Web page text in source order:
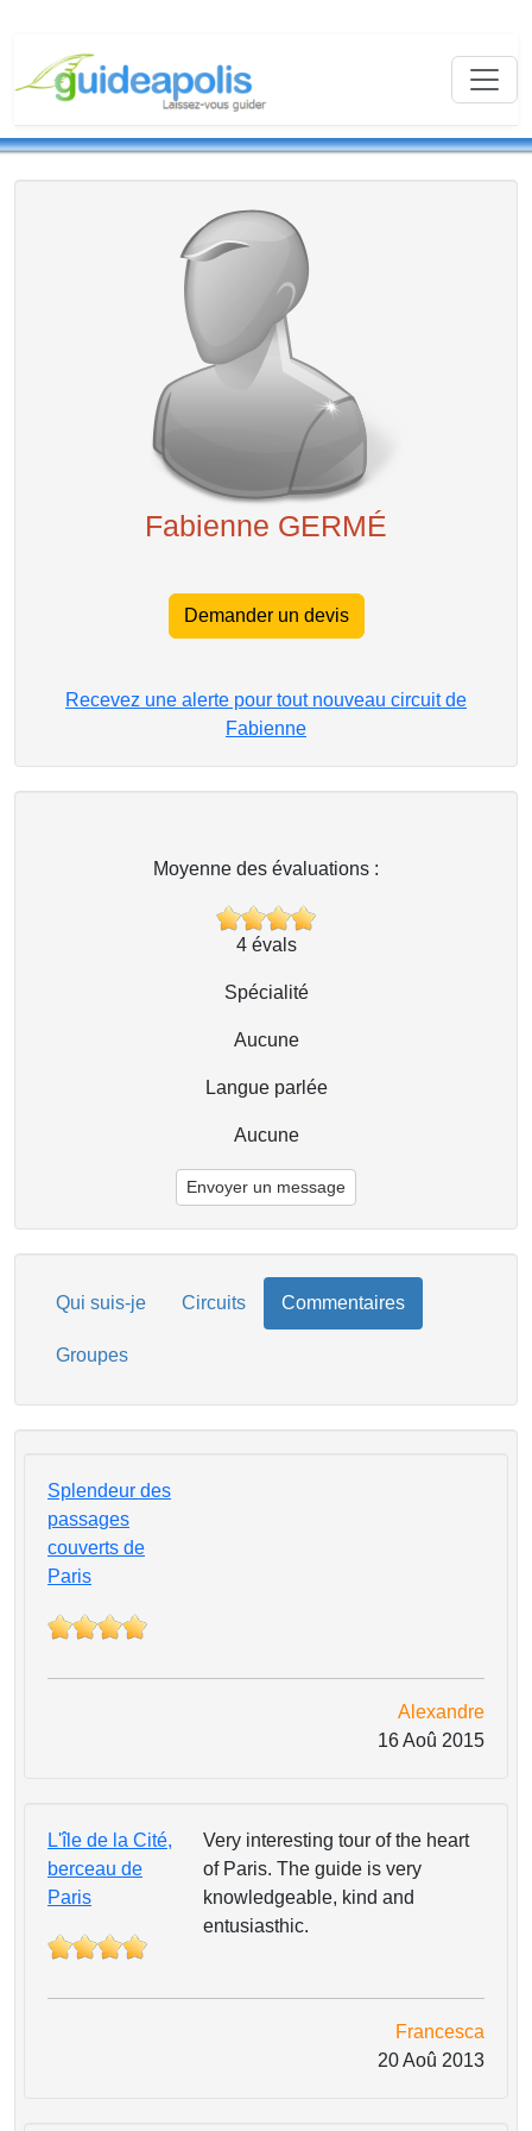
Fabienne GERMÉ
Demander un devis
Recevez une alerte pour tout nouveau circuit de
Fabienne
Moyenne des évaluations :
4évals
Spécialité
Aucune
Langue parlée
Aucune
Envoyer un message
Qui suis-je Circuits Commentaires
Groupes
Splendeur des
passages
couverts de
Paris
Alexandre
16 Aoû 2015
L'île de la Cité,
berceau de
Paris
Very interesting tour of the heart
of Paris. The guide is very
knowledgeable, kind and
entusiasthic.
Francesca
20 Aoû 2013